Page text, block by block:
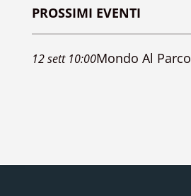
PROSSIMI EVENTI
12sett 10:00Mondo Al Parco